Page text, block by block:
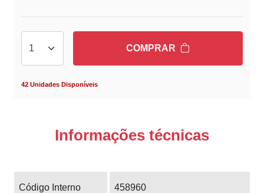
COMPRAR
42 Unidades Disponíveis
Informações técnicas
Código Interno 458960